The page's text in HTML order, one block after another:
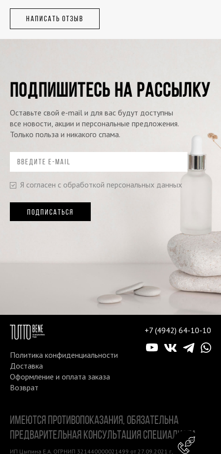
НАПИСАТЬ ОТЗЫВ
ПОДПИШИТЕСЬ НА РАССЫЛКУ
Оставьте свой e-mail и для вас будут доступны
все новости, акции и персональные предложения.
Только польза и никакого спама.
Я согласен с обработкой персональных данных
ПОДПИСАТЬСЯ
Политика конфиденциальности
Доставка
Оформление и оплата заказа
Возврат
+7 (4942) 64-10-10
ИМЕЮТСЯ ПРОТИВОПОКАЗАНИЯ, ОБЯЗАТЕЛЬНА
ПРЕДВАРИТЕЛЬНАЯ КОНСУЛЬТАЦИЯ СПЕЦИАЛИСТА
ИП Цыпина Е.А. ОГРНИП 321440000021499 от 27.09.2021 г, ИНН